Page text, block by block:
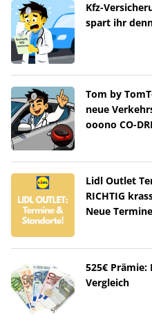
Kfz-
spart ihr
Tom by
neue
ooono CO-
Lidl Outlet
RICHTIG
Neue
525€
Vergleich